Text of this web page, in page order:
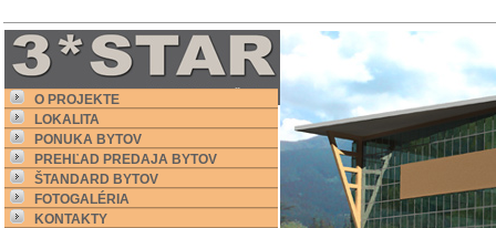
O PROJEKTE
LOKALITA
PONUKA BYTOV
PREHĽAD PREDAJA BYTOV
ŠTANDARD BYTOV
FOTOGALÉRIA
KONTAKTY